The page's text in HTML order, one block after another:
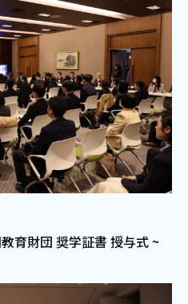
育財団 奨学証書 授与式 ~